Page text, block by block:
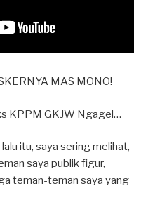
MAS MONO!
KPPM GKJW Ngagel…
itu, saya sering melihat,
saya publik figur,
teman-teman saya yang